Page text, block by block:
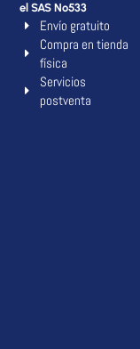
el SAS Nº533
Envío gratuito
Compra en tienda
física
Servicios
postventa